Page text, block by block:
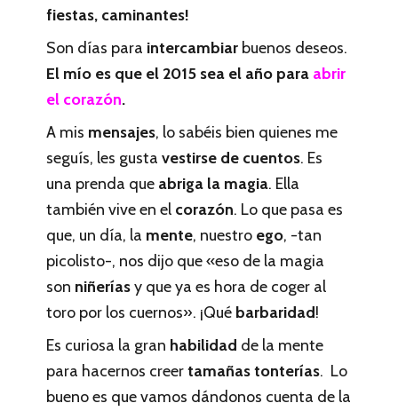
fiestas, caminantes!
Son días para intercambiar buenos deseos.
El mío es que el 2015 sea el año para abrir
el corazón.
A mis mensajes, lo sabéis bien quienes me
seguís, les gustavestirse de cuentos. Es
una prenda que abriga la magia. Ella
también vive en el corazón. Lo que pasa es
que, un día, la mente, nuestro ego, -tan
picolisto-, nos dijo que «eso de la magia
son niñeríasy que ya es hora de coger al
toro por los cuernos». ¡Qué barbaridad!
Es curiosa la gran habilidad de la mente
para hacernos creertamañas tonterías. Lo
bueno es que vamos dándonos cuenta de la